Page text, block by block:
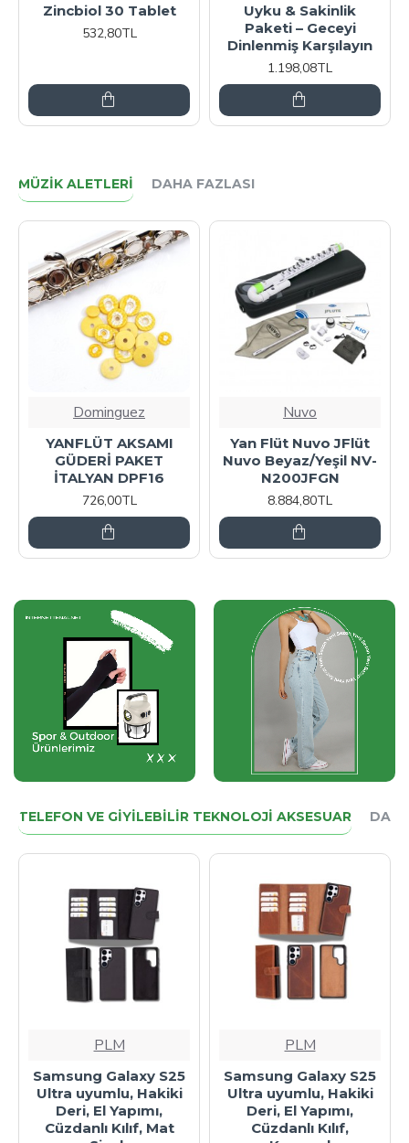
Zincbiol 30 Tablet
532,80TL
Uyku & Sakinlik
Paketi – Geceyi
Dinlenmiş Karşılayın
1.198,08TL
MÜZIK ALETLERI DAHA FAZLASI
Dominguez
YANFLÜT AKSAMI
GÜDERİ PAKET
İTALYAN DPF16
726,00TL
Nuvo
Yan Flüt Nuvo JFlüt
Nuvo Beyaz/Yeşil NV-
N200JFGN
8.884,80TL
TELEFON VE GIYILEBILIR TEKNOLOJI AKSESUAR
PLM
Samsung Galaxy S25
Ultra uyumlu, Hakiki
Deri, El Yapımı,
Cüzdanlı Kılıf, Mat
PLM
Samsung Galaxy S25
Ultra uyumlu, Hakiki
Deri, El Yapımı,
Cüzdanlı Kılıf,